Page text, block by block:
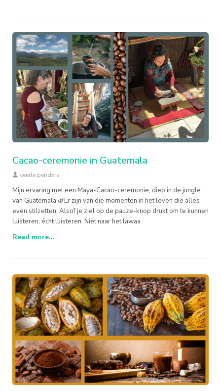
Cacao-ceremonie in Guatemala
veerle penders
Mijn ervaring met een Maya-Cacao-ceremonie, diep in de jungle
van Guatemala 🌿Er zijn van die momenten in het leven die alles
even stilzetten. Alsof je ziel op de pauze-knop drukt om te kunnen
luisteren, écht luisteren. Niet naar het lawaa
Read more...